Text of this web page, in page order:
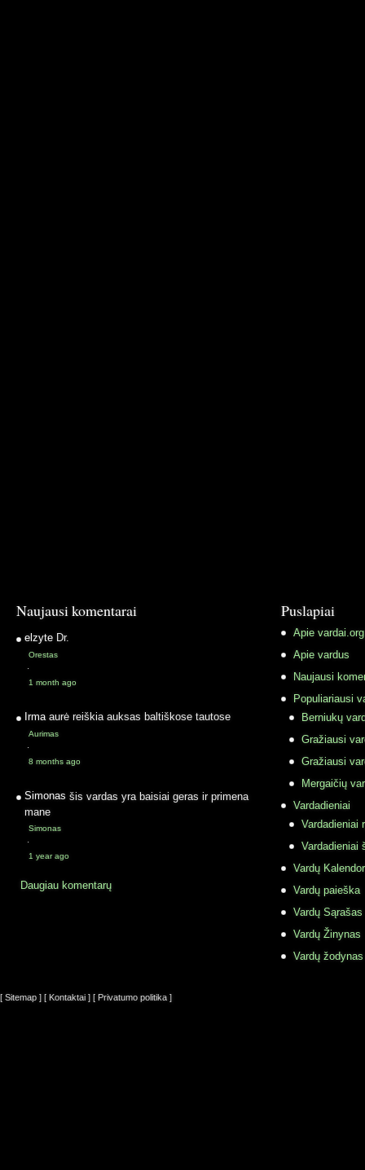
Naujausi komentarai
elzyte Dr.
Orestas
·
1 month ago
Irma aurė reiškia auksas baltiškose tautose
Aurimas
·
8 months ago
Simonas šis vardas yra baisiai geras ir primena
mane
Simonas
·
1 year ago
Daugiau komentarų
Puslapiai
Apie vardai.org
Apie vardus
Naujausi
Populiariausi
Berniukų
Gražiausi
Gražiausi
Mergaičių
Vardadieniai
Vardadieniai
Vardadieniai
Vardų
Vardų paieška
Vardų Sąrašas
Vardų Žinynas
Vardų
[ Sitemap ] [ Kontaktai ] [ Privatumo politika ]